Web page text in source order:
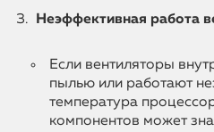
Неэффективная работа
Если вентиляторы
пылью или работают
температура
компонентов может